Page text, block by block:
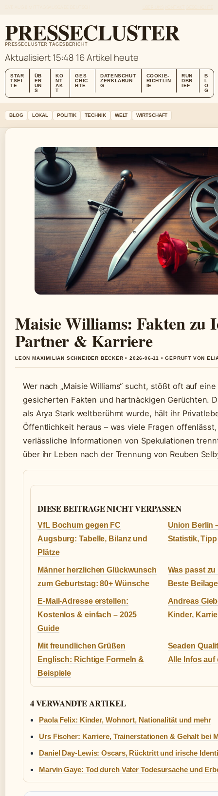
PRESSECLUSTER
PRESSECLUSTER TAGESBERICHT
Aktualisiert 15:48 16 Artikel heute
STAR
TSEI
TE
ÜB
ER
UN
S
KO
NT
AK
T
GES
CHIC
HTE
DATENSCHUT
ZERKLÄRUN
G
COOKIE-
RICHTLIN
IE
RUN
DBR
IEF
B
L
O
G
BLOG LOKAL POLITIK TECHNIK WELT WIRTSCHAFT
Maisie Williams: Fakten zu
Partner & Karriere
LEON MAXIMILIAN SCHNEIDER BECKER • 2026-06-11 • GEPRUFT VON
Wer nach „Maisie Williams“ sucht, stößt oft auf
gesicherten Fakten und hartnäckigen Gerüchten.
als Arya Stark weltberühmt wurde, hält ihr
Öffentlichkeit heraus – was viele Fragen
verlässliche Informationen von Spekulationen
über ihr Leben nach der Trennung von Reuben
DIESE BEITRAGE NICHT VERPASSEN
VfL Bochum gegen FC
Augsburg: Tabelle, Bilanz und
Plätze
Union Berlin
Statistik,
Männer herzlichen Glückwunsch
zum Geburtstag: 80+ Wünsche
Was passt
Beste
E-Mail-Adresse erstellen:
Kostenlos & einfach – 2025
Guide
Andreas
Kinder,
Mit freundlichen Grüßen
Englisch: Richtige Formeln &
Beispiele
Seaden
Alle Infos auf
4 VERWANDTE ARTIKEL
Paola Felix: Kinder, Wohnort, Nationalität und mehr
Urs Fischer: Karriere, Trainerstationen & Gehalt bei
Daniel Day-Lewis: Oscars, Rücktritt und irische
Marvin Gaye: Tod durch Vater Todesursache und